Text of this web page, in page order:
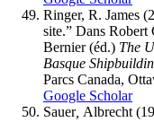
Ringer, R. James
site.” Dans
Bernier (éd.) The
Basque
Parcs Canada,
Google Scholar
Sauer, Albrecht